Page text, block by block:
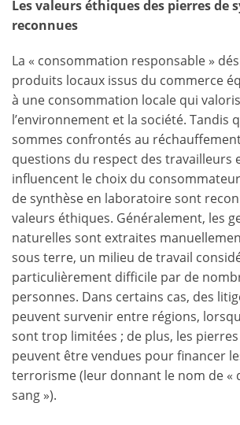
Les valeurs éthiques des pierres de
reconnues
La « consommation responsable »
produits locaux issus du commerce
à une consommation locale qui
l’environnement et la société. Tandis
sommes confrontés au
questions du respect des travailleurs
influencent le choix du
de synthèse en laboratoire sont
valeurs éthiques. Généralement, les
naturelles sont extraites
sous terre, un milieu de travail
particulièrement difficile par de
personnes. Dans certains cas, des
peuvent survenir entre régions,
sont trop limitées ; de plus, les
peuvent être vendues pour financer
terrorisme (leur donnant le nom de «
sang »).